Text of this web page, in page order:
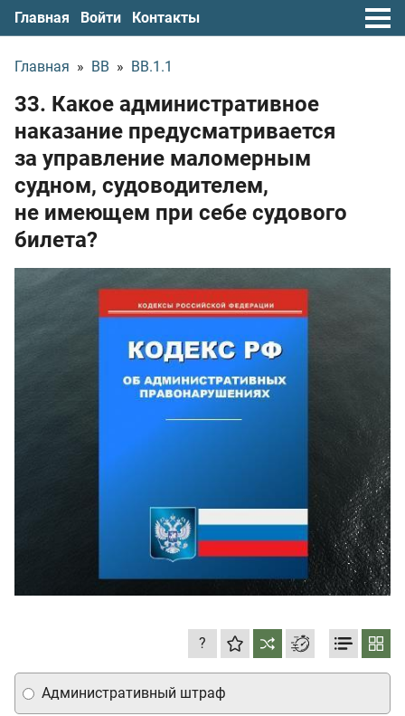
Главная Войти Контакты
Главная » ВВ » ВВ.1.1
33. Какое административное
наказание предусматривается
за управление маломерным
судном, судоводителем,
не имеющем при себе судового
билета?
?
Административный штраф